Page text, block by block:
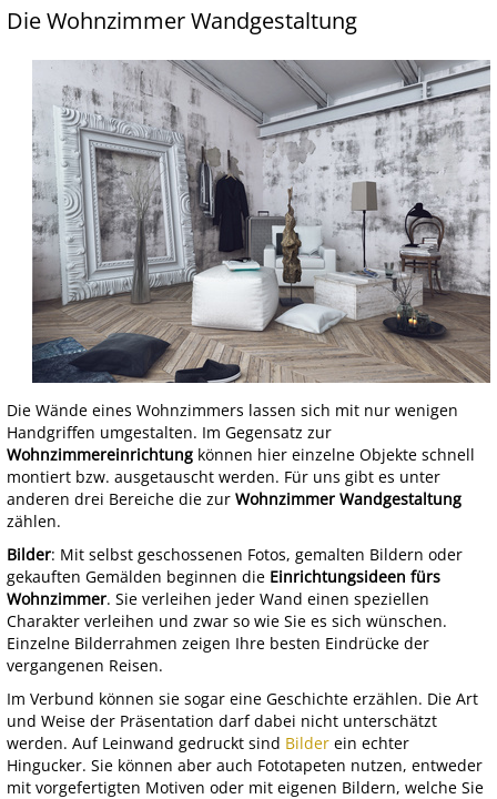
Die Wohnzimmer Wandgestaltung
Die Wände eines Wohnzimmers lassen sich mit nur wenigen
Handgriffen umgestalten. Im Gegensatz zur
Wohnzimmereinrichtung können hier einzelne Objekte schnell
montiert bzw. ausgetauscht werden. Für uns gibt es unter
anderen drei Bereiche die zur Wohnzimmer Wandgestaltung
zählen.
Bilder: Mit selbst geschossenen Fotos, gemalten Bildern oder
gekauften Gemälden beginnen die Einrichtungsideen fürs
Wohnzimmer. Sie verleihen jeder Wand einen speziellen
Charakter verleihen und zwar so wie Sie es sich wünschen.
Einzelne Bilderrahmen zeigen Ihre besten Eindrücke der
vergangenen Reisen.
Im Verbund können sie sogar eine Geschichte erzählen. Die Art
und Weise der Präsentation darf dabei nicht unterschätzt
werden. Auf Leinwand gedruckt sind Bilder ein echter
Hingucker. Sie können aber auch Fototapeten nutzen, entweder
mit vorgefertigten Motiven oder mit eigenen Bildern, welche Sie